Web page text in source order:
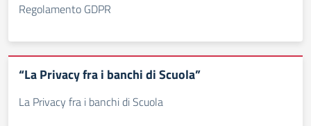
Regolamento GDPR
“La Privacy fra i banchi di Scuola”
La Privacy fra i banchi di Scuola